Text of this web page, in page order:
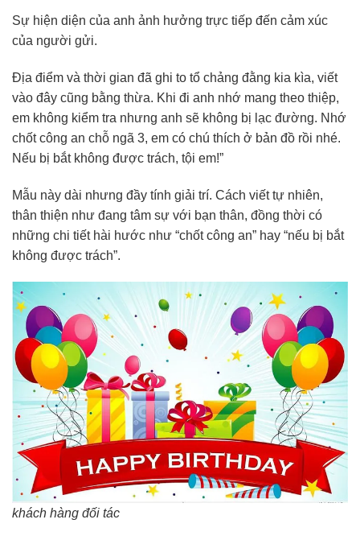
Sự hiện diện của anh ảnh hưởng trực tiếp đến cảm xúc
của người gửi.
Địa điểm và thời gian đã ghi to tổ chảng đằng kia kìa, viết
vào đây cũng bằng thừa. Khi đi anh nhớ mang theo thiệp,
em không kiểm tra nhưng anh sẽ không bị lạc đường. Nhớ
chốt công an chỗ ngã 3, em có chú thích ở bản đồ rồi nhé.
Nếu bị bắt không được trách, tội em!”
Mẫu này dài nhưng đầy tính giải trí. Cách viết tự nhiên,
thân thiện như đang tâm sự với bạn thân, đồng thời có
những chi tiết hài hước như “chốt công an” hay “nếu bị bắt
không được trách”.
khách hàng đối tác